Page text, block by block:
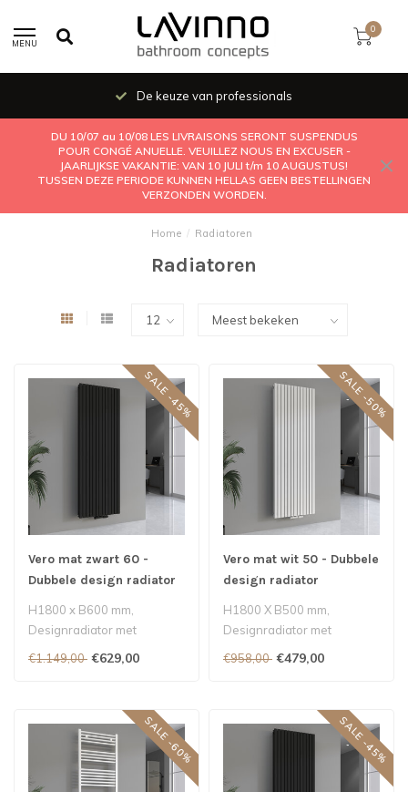
MENU
0
De keuze van professionals
DU 10/07 au 10/08 LES LIVRAISONS SERONT SUSPENDUS
POUR CONGÉ ANUELLE. VEUILLEZ NOUS EN EXCUSER -
JAARLIJKSE VAKANTIE: VAN 10 JULI t/m 10 AUGUSTUS!
TUSSEN DEZE PERIODE KUNNEN HELLAS GEEN BESTELLINGEN
VERZONDEN WORDEN.
Home / Radiatoren
Radiatoren
SALE -45%
Vero mat zwart 60 -
Dubbele design radiator
H1800 x B600 mm,
Designradiator met
€1.149,00 €629,00
SALE -50%
Vero mat wit 50 - Dubbele
design radiator
H1800 X B500 mm,
Designradiator met
€958,00 €479,00
SALE -60% SALE -45%